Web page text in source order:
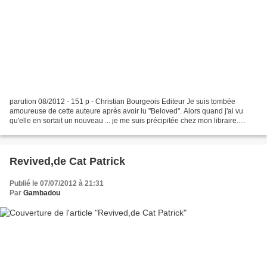
parution 08/2012 - 151 p - Christian Bourgeois Editeur Je suis tombée
amoureuse de cette auteure après avoir lu "Beloved". Alors quand j'ai vu
qu'elle en sortait un nouveau ... je me suis précipitée chez mon libraire.
Revived,de Cat Patrick
Publié le 07/07/2012 à 21:31
Par Gambadou